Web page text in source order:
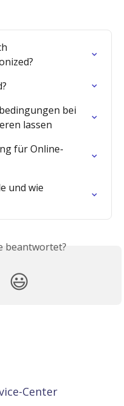
bei
lassen
für Online-
und wie
beantwortet?
😃